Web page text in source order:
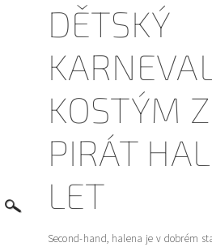
DĚTSKÝ
KOSTÝM
PIRÁT
LET
Second-hand, halena je v dobrém